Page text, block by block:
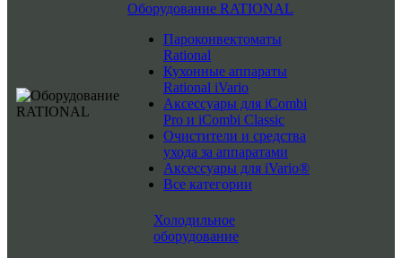
Оборудование RATIONAL
Пароконвектоматы
Rational
Кухонные аппараты
Rational iVario
Аксессуары для iCombi
Pro и iCombi Classic
Очистители и средства
ухода за аппаратами
Аксессуары для iVario®
Все категории
Холодильное
оборудование